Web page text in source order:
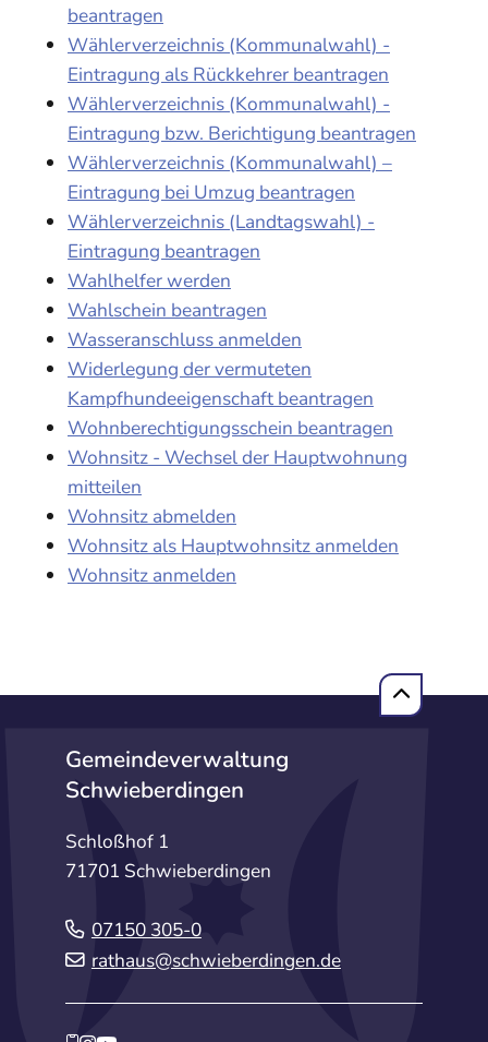
beantragen
Wählerverzeichnis (Kommunalwahl) -
Eintragung als Rückkehrer beantragen
Wählerverzeichnis (Kommunalwahl) -
Eintragung bzw. Berichtigung beantragen
Wählerverzeichnis (Kommunalwahl) –
Eintragung bei Umzug beantragen
Wählerverzeichnis (Landtagswahl) -
Eintragung beantragen
Wahlhelfer werden
Wahlschein beantragen
Wasseranschluss anmelden
Widerlegung der vermuteten
Kampfhundeeigenschaft beantragen
Wohnberechtigungsschein beantragen
Wohnsitz - Wechsel der Hauptwohnung
mitteilen
Wohnsitz abmelden
Wohnsitz als Hauptwohnsitz anmelden
Wohnsitz anmelden
Gemeindeverwaltung
Schwieberdingen
Schloßhof 1
71701 Schwieberdingen
07150 305-0
rathaus@schwieberdingen.de